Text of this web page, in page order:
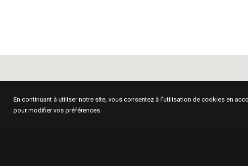
En continuant à utiliser notre site, vous consentez à l'utilisation de cookies en
pour modifier vos préférences.